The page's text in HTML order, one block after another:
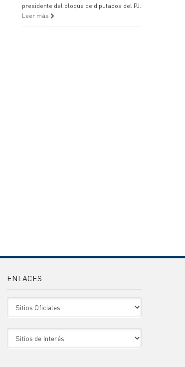
presidente del bloque de diputados del PJ.
Leer más
ENLACES